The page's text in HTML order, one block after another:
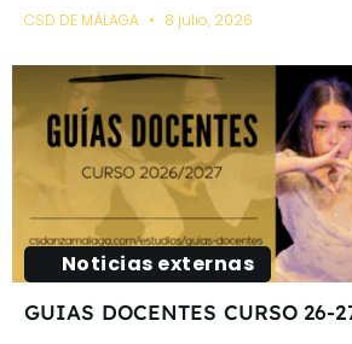
CSD DE MÁLAGA 8 julio, 2026
Noticias externas
GUIAS DOCENTES CURSO 26-